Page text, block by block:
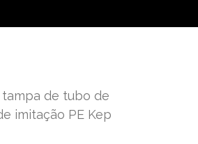
de tubo de
imitação PE Kep